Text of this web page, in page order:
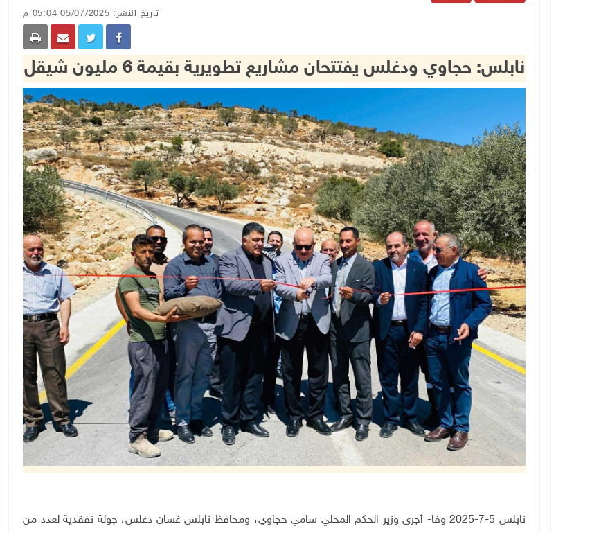
تاريخ النشر: 05/07/2025 05:04 م
نابلس: حجاوي ودغلس يفتتحان مشاريع تطويرية بقيمة 6 مليون شيقل
نابلس 5-7-2025 وفا- أجرى وزير الحكم المحلي سامي حجاوي، ومحافظ نابلس غسان دغلس، جولة تفقدية لعدد من
قصف إسرائيلي